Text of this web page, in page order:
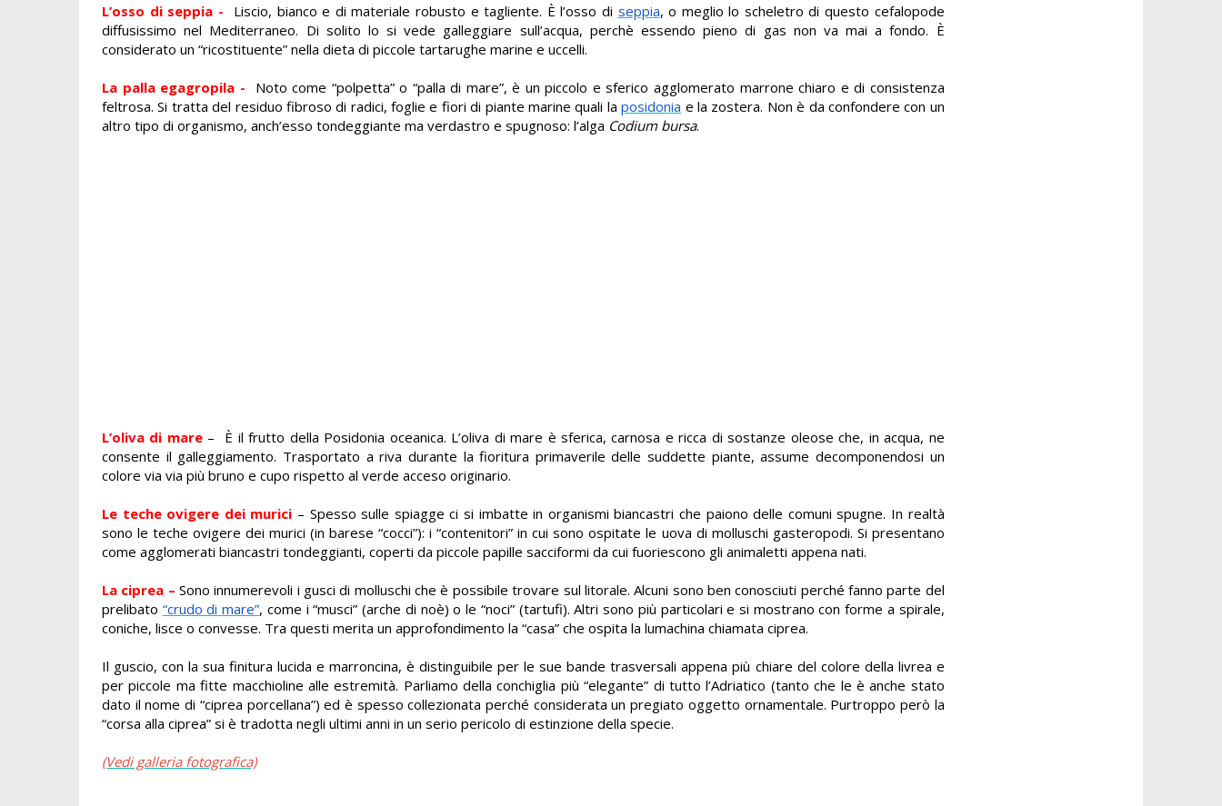
L’osso di seppia - Liscio, bianco e di materiale robusto e tagliente. È l’osso di seppia, o meglio lo scheletro di questo cefalopode
diffusissimo nel Mediterraneo. Di solito lo si vede galleggiare sull’acqua, perchè essendo pieno di gas non va mai a fondo. È
considerato un “ricostituente” nella dieta di piccole tartarughe marine e uccelli.
La palla egagropila - Noto come “polpetta” o “palla di mare”, è un piccolo e sferico agglomerato marrone chiaro e di consistenza
feltrosa. Si tratta del residuo fibroso di radici, foglie e fiori di piante marine quali laposidonia e la zostera. Non è da confondere con un
altro tipo di organismo, anch’esso tondeggiante ma verdastro e spugnoso: l’alga Codium bursa.
L’oliva di mare – È il frutto della Posidonia oceanica. L’oliva di mare è sferica, carnosa e ricca di sostanze oleose che, in acqua, ne
consente il galleggiamento. Trasportato a riva durante la fioritura primaverile delle suddette piante, assume decomponendosi un
colore via via più bruno e cupo rispetto al verde acceso originario.
Le teche ovigere dei murici – Spesso sulle spiagge ci si imbatte in organismi biancastri che paiono delle comuni spugne. In realtà
sono leteche ovigere dei murici (in barese “cocci”): i “contenitori” in cui sono ospitate le uova di molluschi gasteropodi. Si presentano
come agglomerati biancastri tondeggianti, coperti da piccole papille sacciformi da cui fuoriescono gli animaletti appena nati.
La ciprea –Sono innumerevoli i gusci di molluschi che è possibile trovare sul litorale. Alcuni sono ben conosciuti perché fanno parte del
prelibato “crudo di mare”, come i “musci” (arche di noè) o le “noci” (tartufi). Altri sono più particolari e si mostrano con forme a spirale,
coniche, lisce o convesse. Tra questi merita un approfondimento la “casa” che ospita la lumachina chiamata ciprea.
Il guscio, con la sua finitura lucida e marroncina, è distinguibile per le sue bande trasversali appena più chiare del colore della livrea e
per piccole ma fitte macchioline alle estremità. Parliamo della conchiglia più “elegante” di tutto l’Adriatico (tanto che le è anche stato
dato il nome di “ciprea porcellana”) ed è spesso collezionata perché considerata un pregiato oggetto ornamentale. Purtroppo però la
“corsa alla ciprea” si è tradotta negli ultimi anni in un serio pericolo di estinzione della specie.
(Vedi galleria fotografica)